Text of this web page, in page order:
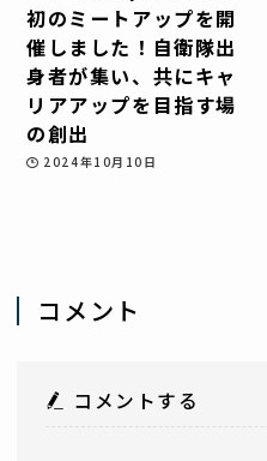
初のミートアップを開
催しました！自衛隊出
身者が集い、共にキャ
リアアップを目指す場
の創出
2024年10月10日
コメント
コメントする